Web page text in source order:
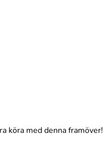
köra med denna framöver!